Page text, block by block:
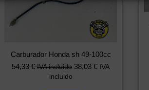
Carburador Honda sh 49-100cc
54,33€ IVA incluido 38,03 € IVA
incluido